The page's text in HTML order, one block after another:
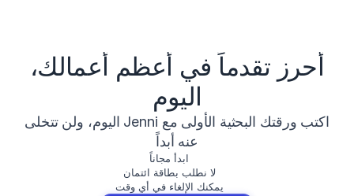
أحرز تقدماً في أعظم أعمالك،
اليوم
اكتب ورقتك البحثية الأولى مع Jenni اليوم، ولن تتخلى
عنه أبداً
ابدأ مجاناً
لا نطلب بطاقة ائتمان
يمكنك الإلغاء في أي وقت